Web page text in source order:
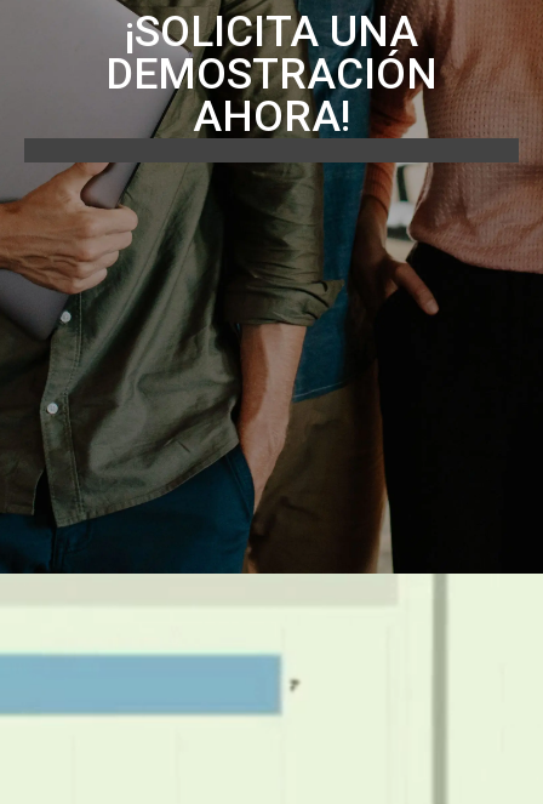
¡SOLICITA UNA
DEMOSTRACIÓN
AHORA!